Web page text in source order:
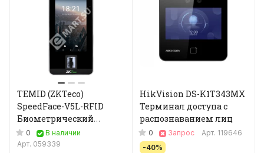
TEMID (ZKTeco)
SpeedFace-V5L-RFID
Биометрический
терминал учета
рабочего времени
0
В наличии
Арт. 059339
HikVision DS-K1T343MX
Терминал доступа с
распознаванием лиц
0 Запрос Арт. 119646
-40%